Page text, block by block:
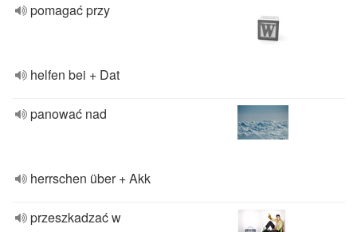
pomagać przy
helfen bei + Dat
panować nad
herrschen über + Akk
przeszkadzać w